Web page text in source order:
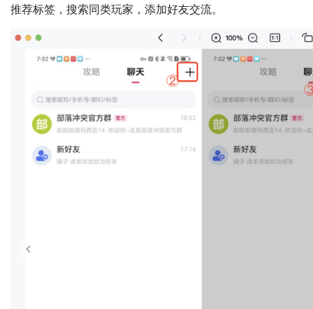
推荐标签，搜索同类玩家，添加好友交流。